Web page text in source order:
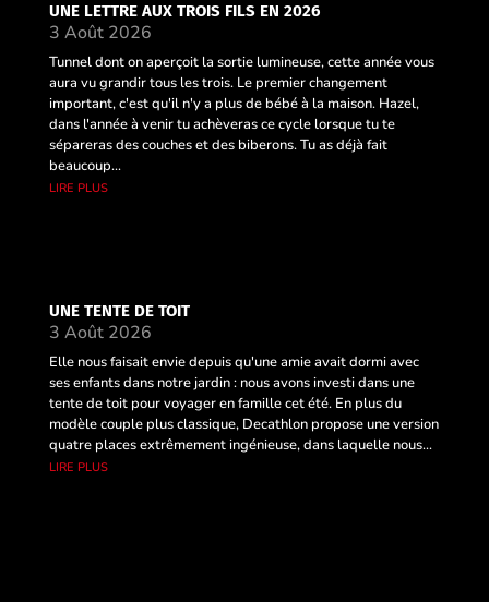
UNE LETTRE AUX TROIS FILS EN 2026
3 Août 2026
Tunnel dont on aperçoit la sortie lumineuse, cette année vous
aura vu grandir tous les trois. Le premier changement
important, c'est qu'il n'y a plus de bébé à la maison. Hazel,
dans l'année à venir tu achèveras ce cycle lorsque tu te
sépareras des couches et des biberons. Tu as déjà fait
beaucoup...
lire plus
UNE TENTE DE TOIT
3 Août 2026
Elle nous faisait envie depuis qu'une amie avait dormi avec
ses enfants dans notre jardin : nous avons investi dans une
tente de toit pour voyager en famille cet été. En plus du
modèle couple plus classique, Decathlon propose une version
quatre places extrêmement ingénieuse, dans laquelle nous...
lire plus